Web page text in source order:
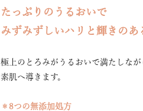
たっぷりのうるおいで
みずみずしいハリと輝きのあ
極上のとろみがうるおいで満たしな
素肌へ導きます。
＊8つの無添加処方